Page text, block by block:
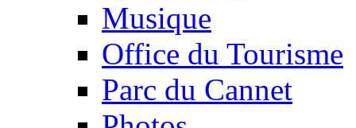
Musique
Office du Tourisme
Parc du Cannet